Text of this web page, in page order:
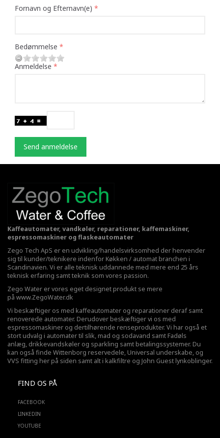
Fornavn og Efternavn(e)
Bedømmelse
Anmeldelse
Send anmeldelse
Kaffeautomater, vandkøler, reparationer, kaffemaskiner,
espressomaskiner og flaskeautomater
Zego Tech ApS er en udvikling/handelsvirksomhed der henvender
sig til kunder/teknikere indenfor Køkken / automat branchen i
Scandinavien. Vi er alle teknisk uddannede med mere end 25 års
teknisk erfaring samt teknik som vores passion.
Zego Water er vores eget designet produkt se mere
på www.ZegoWater.dk
Vi beskæftiger os med kaffeautomater og reparationer deraf samt
renoverede automater. Derudover beskæftiger vi os med
espressomaskiner og dertilhørende renseprodukter. Vi har også et
stort udvalg i automater til slik, mad og sodavand samt Fadøls
anlæg, drikkevandskøler og sparkling samt betalingssystemer. Du
kan også finde Wittenborg reservedele, Universal underskabe, og
VVS fitting her på siden samt alt i kalkfiltre og John Guest lynkoblinger.
FIND OS PÅ
FACEBOOK
LINKEDIN
YOUTUBE